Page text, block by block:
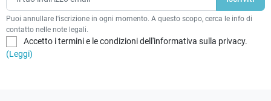
Puoi annullare l'iscrizione in ogni momento. A questo scopo, cerca le info di
contatto nelle note legali.
Accetto i termini e le condizioni dell'informativa sulla privacy.
(Leggi)